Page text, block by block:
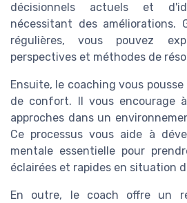
décisionnels actuels et
nécessitant des améliorations.
régulières, vous pouvez
perspectives et méthodes de
Ensuite, le coaching vous
de confort. Il vous encourage
approches dans un
Ce processus vous aide à
mentale essentielle pour
éclairées et rapides en situation
En outre, le coach offre un